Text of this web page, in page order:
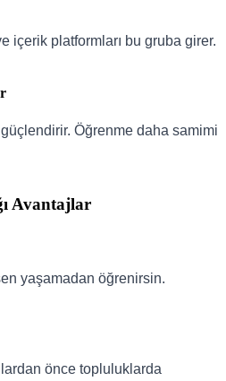
içerik platformları bu gruba girer.
Öğrenme daha samimi
Avantajlar
yaşamadan öğrenirsin.
önce topluluklarda